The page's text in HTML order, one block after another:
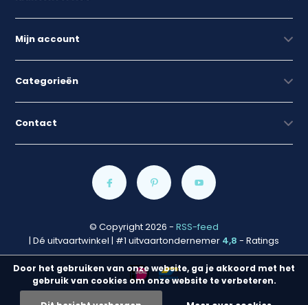
Mijn account
Categorieën
Contact
© Copyright 2026 - RSS-feed
| Dé uitvaartwinkel | #1 uitvaartondernemer 4,8 - Ratings
Door het gebruiken van onze website, ga je akkoord met het
gebruik van cookies om onze website te verbeteren.